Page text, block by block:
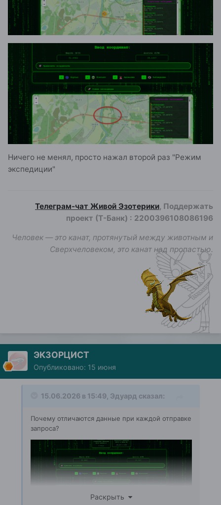
Ничего не менял, просто нажал второй раз "Режим
экспедиции"
проект (Т-Банк):2200396108086196
Человек — это канат, протянутый между животным и
Сверхчеловеком, это канат над пропастью.
ЭКЗОРЦИСТ
Опубликовано:15 июня
запроса?
Раскрыть